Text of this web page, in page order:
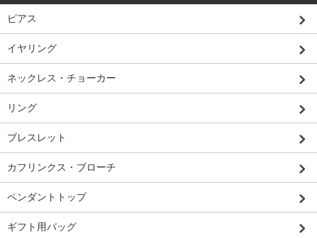
ピアス
イヤリング
ネックレス・チョーカー
リング
ブレスレット
カフリンクス・ブローチ
ペンダントトップ
ギフト用バッグ